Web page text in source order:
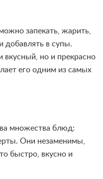
запекать, жарить,
добавлять в супы.
вкусный, но и прекрасно
его одним из самых
множества блюд:
Они незаменимы,
быстро, вкусно и